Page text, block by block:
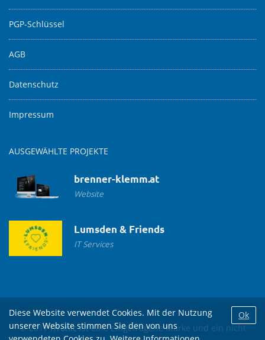
Diese Website verwendet Cookies. Mit der Nutzung
unserer Website stimmen Sie den von uns
Ok
PGP-Schlüssel
AGB
Datenschutz
Impressum
AUSGEWÄHLTE PROJEKTE
brenner-klemm.at
Website
Lumsden & Friends
IT Services
© 2017ITronicist eine eingetragene Marke und ein nicht